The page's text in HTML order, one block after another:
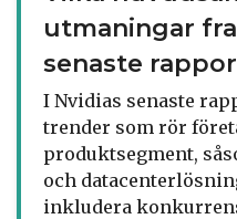
utmaningar
senaste
I Nvidias senaste
trender som rör
produktsegment,
och
inkludera